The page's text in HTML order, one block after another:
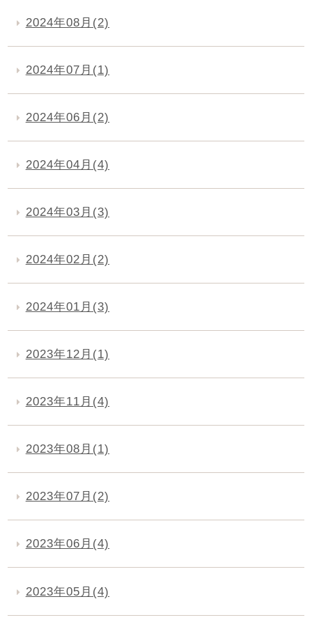
2024年08月(2)
2024年07月(1)
2024年06月(2)
2024年04月(4)
2024年03月(3)
2024年02月(2)
2024年01月(3)
2023年12月(1)
2023年11月(4)
2023年08月(1)
2023年07月(2)
2023年06月(4)
2023年05月(4)